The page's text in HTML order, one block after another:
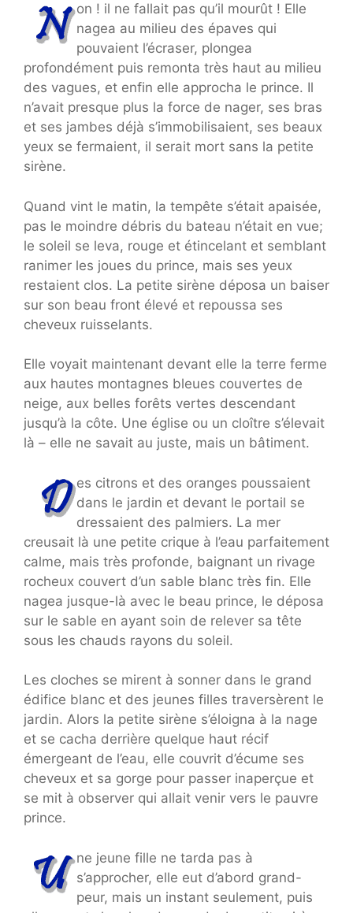
on ! il ne fallait pas qu’il mourût ! Elle
nagea au milieu des épaves qui
pouvaient l’écraser, plongea
profondément puis remonta très haut au milieu
des vagues, et enfin elle approcha le prince. Il
n’avait presque plus la force de nager, ses bras
et ses jambes déjà s’immobilisaient, ses beaux
yeux se fermaient, il serait mort sans la petite
sirène.
Quand vint le matin, la tempête s’était apaisée,
pas le moindre débris du bateau n’était en vue;
le soleil se leva, rouge et étincelant et semblant
ranimer les joues du prince, mais ses yeux
restaient clos. La petite sirène déposa un baiser
sur son beau front élevé et repoussa ses
cheveux ruisselants.
Elle voyait maintenant devant elle la terre ferme
aux hautes montagnes bleues couvertes de
neige, aux belles forêts vertes descendant
jusqu’à la côte. Une église ou un cloître s’élevait
là – elle ne savait au juste, mais un bâtiment.
es citrons et des oranges poussaient
dans le jardin et devant le portail se
dressaient des palmiers. La mer
creusait là une petite crique à l’eau parfaitement
calme, mais très profonde, baignant un rivage
rocheux couvert d’un sable blanc très fin. Elle
nagea jusque-là avec le beau prince, le déposa
sur le sable en ayant soin de relever sa tête
sous les chauds rayons du soleil.
Les cloches se mirent à sonner dans le grand
édifice blanc et des jeunes filles traversèrent le
jardin. Alors la petite sirène s’éloigna à la nage
et se cacha derrière quelque haut récif
émergeant de l’eau, elle couvrit d’écume ses
cheveux et sa gorge pour passer inaperçue et
se mit à observer qui allait venir vers le pauvre
prince.
ne jeune fille ne tarda pas à
s’approcher, elle eut d’abord grand-
peur, mais un instant seulement, puis